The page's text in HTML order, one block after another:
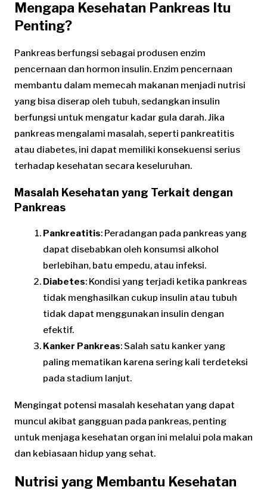
Mengapa Kesehatan Pankreas Itu
Penting?
Pankreas berfungsi sebagai produsen enzim
pencernaan dan hormon insulin. Enzim pencernaan
membantu dalam memecah makanan menjadi nutrisi
yang bisa diserap oleh tubuh, sedangkan insulin
berfungsi untuk mengatur kadar gula darah. Jika
pankreas mengalami masalah, seperti pankreatitis
atau diabetes, ini dapat memiliki konsekuensi serius
terhadap kesehatan secara keseluruhan.
Masalah Kesehatan yang Terkait dengan
Pankreas
Pankreatitis: Peradangan pada pankreas yang
dapat disebabkan oleh konsumsi alkohol
berlebihan, batu empedu, atau infeksi.
Diabetes: Kondisi yang terjadi ketika pankreas
tidak menghasilkan cukup insulin atau tubuh
tidak dapat menggunakan insulin dengan
efektif.
Kanker Pankreas: Salah satu kanker yang
paling mematikan karena sering kali terdeteksi
pada stadium lanjut.
Mengingat potensi masalah kesehatan yang dapat
muncul akibat gangguan pada pankreas, penting
untuk menjaga kesehatan organ ini melalui pola makan
dan kebiasaan hidup yang sehat.
Nutrisi yang Membantu Kesehatan